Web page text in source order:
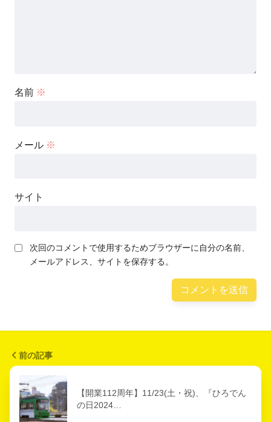
名前 ※
メール ※
サイト
次回のコメントで使用するためブラウザーに自分の名前、
メールアドレス、サイトを保存する。
前の記事
【開業112周年】11/23(土・祝)、『ひろでん
の日2024…